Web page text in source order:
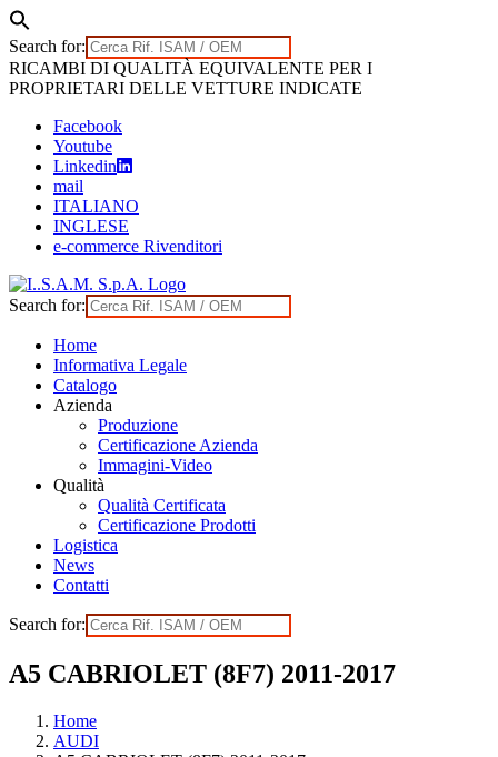
Search for:
Skip
to
RICAMBI DI QUALITÀ EQUIVALENTE PER I
PROPRIETARI DELLE VETTURE INDICATE
Facebook
Youtube
Linkedin
mail
ITALIANO
INGLESE
e-commerce Rivenditori
Search for:
Home
Informativa Legale
Catalogo
Azienda
Produzione
Certificazione Azienda
Immagini-Video
Qualità
Qualità Certificata
Certificazione Prodotti
Logistica
News
Contatti
Search for:
A5 CABRIOLET (8F7) 2011-2017
Home
AUDI